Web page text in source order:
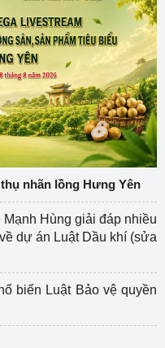
nhãn lồng Hưng Yên
Hùng giải đáp nhiều
dự án Luật Dầu khí (sửa
biến Luật Bảo vệ quyền